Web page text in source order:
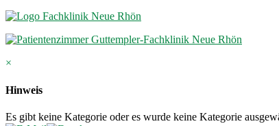
×
Hinweis
Es gibt keine Kategorie oder es wurde keine Kategorie